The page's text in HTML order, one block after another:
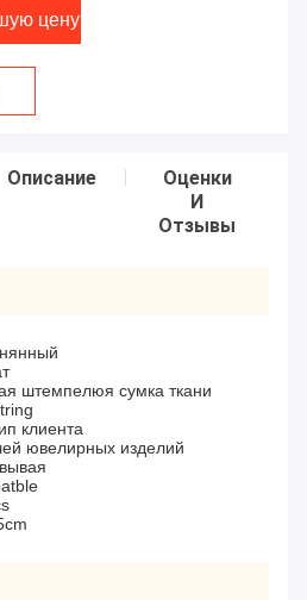
цену
Описание
Оценки
И
Отзывы
штемпелюя сумка ткани
клиента
ювелирных изделий